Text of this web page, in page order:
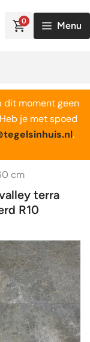
0 Menu
dit moment geen
je met spoed
.
cm
terra
R10